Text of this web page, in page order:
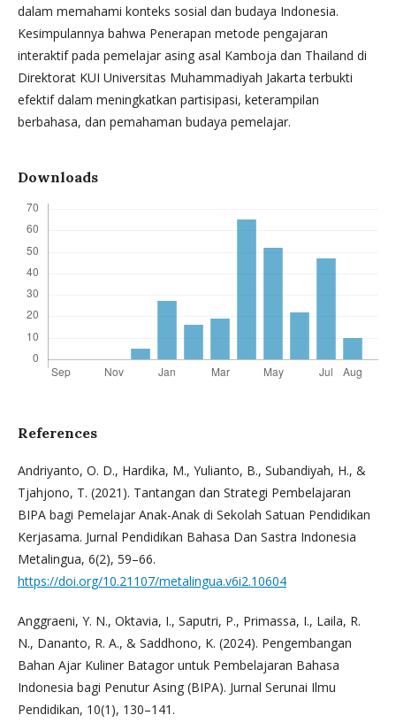
dalam memahami konteks sosial dan budaya Indonesia.
Kesimpulannya bahwa Penerapan metode pengajaran
interaktif pada pemelajar asing asal Kamboja dan Thailand di
Direktorat KUI Universitas Muhammadiyah Jakarta terbukti
efektif dalam meningkatkan partisipasi, keterampilan
berbahasa, dan pemahaman budaya pemelajar.
Downloads
References
Andriyanto, O. D., Hardika, M., Yulianto, B., Subandiyah, H., &
Tjahjono, T. (2021). Tantangan dan Strategi Pembelajaran
BIPA bagi Pemelajar Anak-Anak di Sekolah Satuan Pendidikan
Kerjasama. Jurnal Pendidikan Bahasa Dan Sastra Indonesia
Metalingua, 6(2), 59–66.
https://doi.org/10.21107/metalingua.v6i2.10604
Anggraeni, Y. N., Oktavia, I., Saputri, P., Primassa, I., Laila, R.
N., Dananto, R. A., & Saddhono, K. (2024). Pengembangan
Bahan Ajar Kuliner Batagor untuk Pembelajaran Bahasa
Indonesia bagi Penutur Asing (BIPA). Jurnal Serunai Ilmu
Pendidikan, 10(1), 130–141.